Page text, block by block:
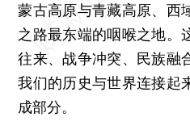
蒙古高原与青藏高原、西
之路最东端的咽喉之地。
往来、战争冲突、民族融
我们的历史与世界连接起
成部分。